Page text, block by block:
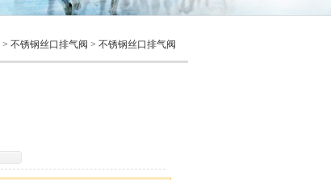
> 不锈钢丝口排气阀 > 不锈钢丝口排气阀